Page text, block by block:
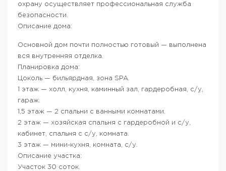
охрану осуществляет профессиональная служба
безопасности.
Описание дома:
Основной дом почти полностью готовый — выполнена
вся внутренняя отделка.
Планировка дома:
Цоколь — бильярдная, зона SPA.
1 этаж — холл, кухня, каминный зал, гардеробная, с/у,
гараж.
1,5 этаж — 2 спальни с ванными комнатами.
2 этаж — хозяйская спальня с гардеробной и с/у,
кабинет, спальня с с/у, комната.
3 этаж — мини-кухня, комната, с/у.
Описание участка:
Участок 30 соток.